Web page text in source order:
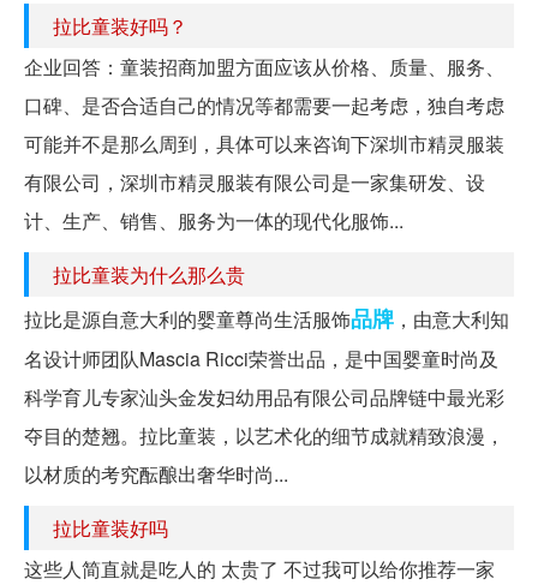
拉比童装好吗？
企业回答：童装招商加盟方面应该从价格、质量、服务、
口碑、是否合适自己的情况等都需要一起考虑，独自考虑
可能并不是那么周到，具体可以来咨询下深圳市精灵服装
有限公司，深圳市精灵服装有限公司是一家集研发、设
计、生产、销售、服务为一体的现代化服饰...
拉比童装为什么那么贵
拉比是源自意大利的婴童尊尚生活服饰品牌 ，由意大利知
名设计师团队Mascia Ricci荣誉出品，是中国婴童时尚及
科学育儿专家汕头金发妇幼用品有限公司品牌链中最光彩
夺目的楚翘。拉比童装，以艺术化的细节成就精致浪漫，
以材质的考究酝酿出奢华时尚...
拉比童装好吗
这些人简直就是吃人的 太贵了 不过我可以给你推荐一家